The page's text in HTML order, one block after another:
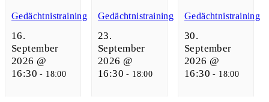
Gedächtnistraining
16.
September
2026 @
16:30 - 18:00
Gedächtnistraining
23.
September
2026 @
16:30 - 18:00
Gedächtnistraining
30.
September
2026 @
16:30 - 18:00